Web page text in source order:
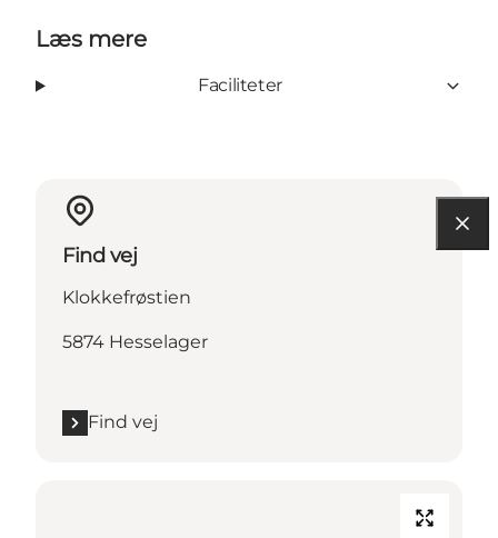
Læs mere
Faciliteter
Find vej
Klokkefrøstien
5874 Hesselager
Find vej